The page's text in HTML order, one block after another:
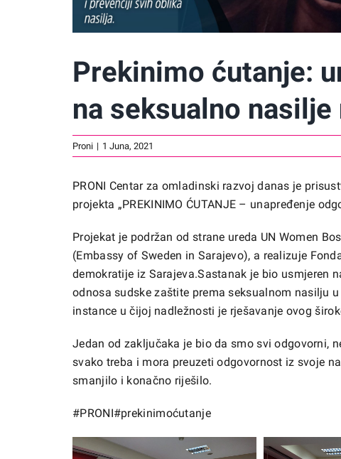
Prekinimo ćutanje:
na seksualno nasilje
Proni | 1 Juna, 2021
PRONI Centar za omladinski razvoj danas je
projekta „PREKINIMO ĆUTANJE – unapređenje
Projekat je podržan od strane ureda UN Women
(Embassy of Sweden in Sarajevo), a realizuje
demokratije iz Sarajeva.Sastanak je bio usmjeren
odnosa sudske zaštite prema seksualnom nasilju
instance u čijoj nadležnosti je rješavanje ovog
Jedan od zaključaka je bio da smo svi odgovorni,
svako treba i mora preuzeti odgovornost iz svoje
smanjilo i konačno riješilo.
#PRONI#prekinimoćutanje